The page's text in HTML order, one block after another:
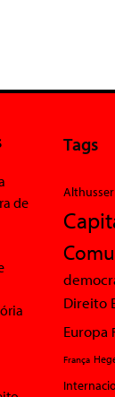
de
Tags
Althusser
Direito
Europa
França